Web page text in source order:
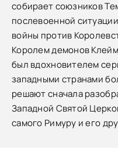
собирает союзников
послевоенной
войны против
Королем демонов
был вдохновителем
западными странами
решают сначала
Западной Святой
самого Римуру и его